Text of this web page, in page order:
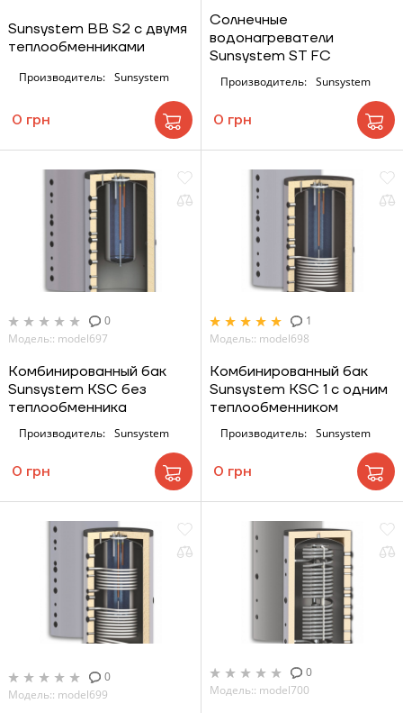
Sunsystem BB S2 с двумя
теплообменниками
Производитель: Sunsystem
0 грн
Солнечные
водонагреватели
Sunsystem ST FC
Производитель: Sunsystem
0 грн
0
Модель:: model697
Комбинированный бак
Sunsystem KSC без
теплообменника
Производитель: Sunsystem
0 грн
1
Модель:: model698
Комбинированный бак
Sunsystem KSC 1 с одним
теплообменником
Производитель: Sunsystem
0 грн
0
Модель:: model699
0
Модель:: model700